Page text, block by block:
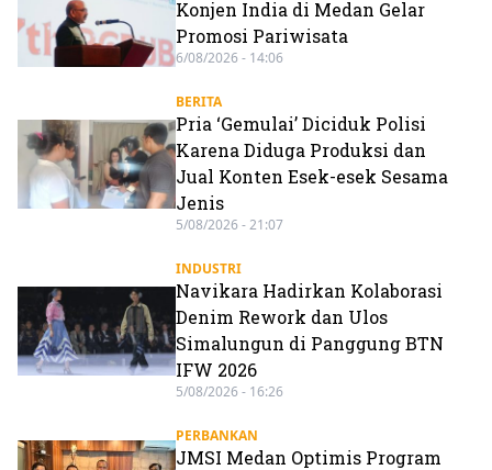
Konjen India di Medan Gelar
Promosi Pariwisata
6/08/2026 - 14:06
BERITA
Pria ‘Gemulai’ Diciduk Polisi
Karena Diduga Produksi dan
Jual Konten Esek-esek Sesama
Jenis
5/08/2026 - 21:07
INDUSTRI
Navikara Hadirkan Kolaborasi
Denim Rework dan Ulos
Simalungun di Panggung BTN
IFW 2026
5/08/2026 - 16:26
PERBANKAN
JMSI Medan Optimis Program